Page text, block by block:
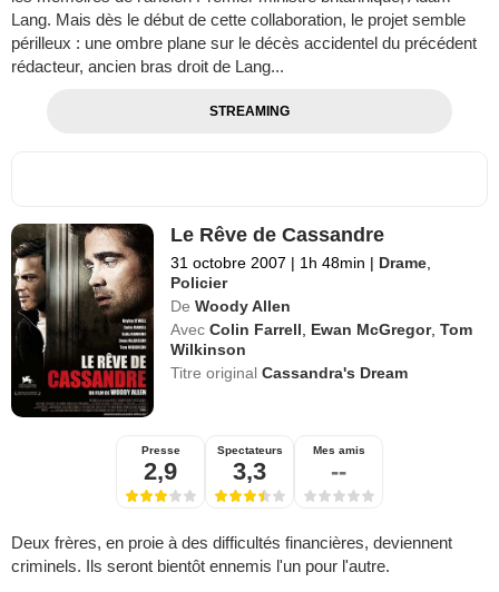
Lang. Mais dès le début de cette collaboration, le projet semble
périlleux : une ombre plane sur le décès accidentel du précédent
rédacteur, ancien bras droit de Lang...
STREAMING
Le Rêve de Cassandre
31 octobre 2007 | 1h 48min | Drame
Policier
De Woody Allen
Avec Colin Farrell Ewan McGregor,Tom
Wilkinson
Titre originalCassandra's Dream
Presse
2,9
Spectateurs
3,3
Mes amis
--
Deux frères, en proie à des difficultés financières, deviennent
criminels. Ils seront bientôt ennemis l'un pour l'autre.